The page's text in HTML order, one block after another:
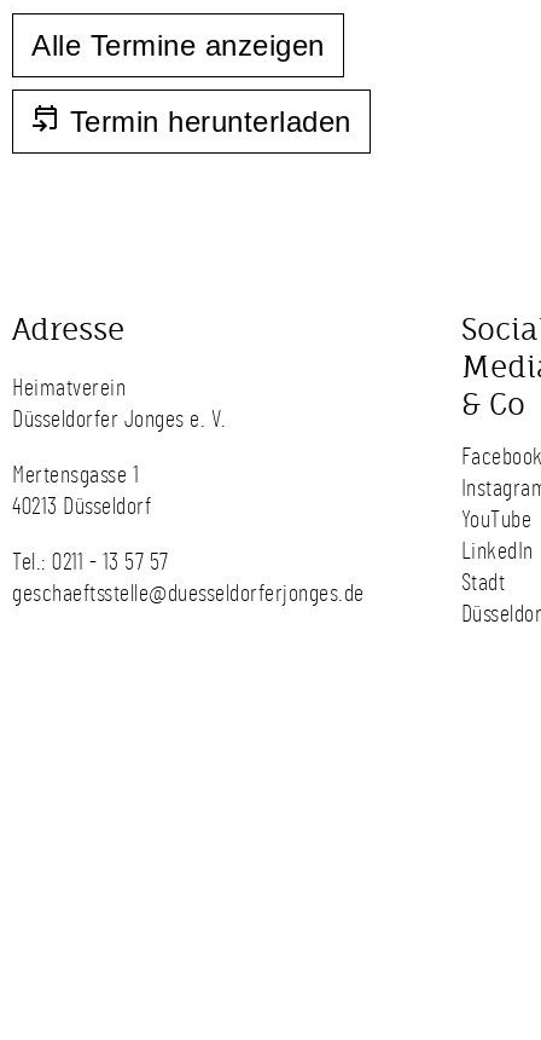
Alle Termine anzeigen
Termin herunterladen
Adresse
Heimatverein
Düsseldorfer Jonges e. V.
Mertensgasse 1
40213 Düsseldorf
Tel.: 0211 - 13 57 57
geschaeftsstelle@duesseldorferjonges.de
& Co
YouTube
LinkedIn
Stadt